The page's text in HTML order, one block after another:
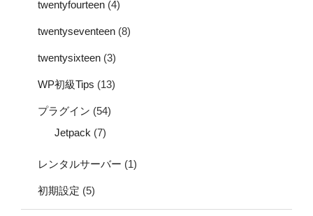
twentyfourteen (4)
twentyseventeen (8)
twentysixteen (3)
WP初級Tips (13)
プラグイン (54)
Jetpack (7)
レンタルサーバー (1)
初期設定 (5)